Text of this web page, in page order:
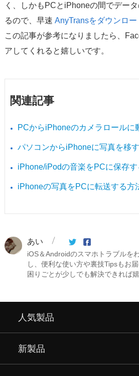
く、しかもPCとiPhoneの間でデー
るので、早速 AnyTransをダウンロー
この記事が参考になりましたら、
アしてくれると嬉しいです。
関連記事
PCからiPhoneのカメラロールに
パソコンからiPhoneに写真を移
iPhone/iPodの音楽をPCに保存す
iPhoneの写真をPCに転送する方
あい
iOS＆Androidのスマホトラブルを
し、便利な使い方や裏技Tipsもお
困りごとが少しでも解決できれば嬉
人気製品
新製品